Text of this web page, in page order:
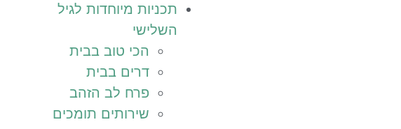
תכניות מיוחדות לגיל
השלישי
הכי טוב בבית
דרים בבית
פרח לב הזהב
שירותים תומכים